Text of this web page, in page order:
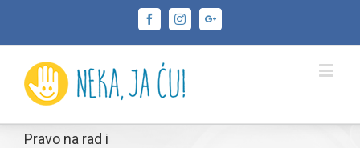
FacebookInstagramGoogle+
Pravo na rad i